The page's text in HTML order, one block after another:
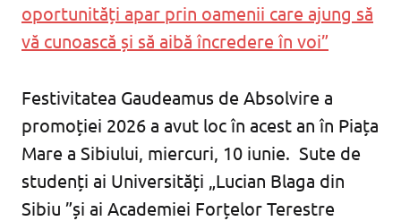
oportunități apar prin oamenii care ajung să
vă cunoască și să aibă încredere în voi”
Festivitatea Gaudeamus de Absolvire a
promoției 2026 a avut loc în acest an în Piața
Mare a Sibiului, miercuri, 10 iunie. Sute de
studenți ai Universități „Lucian Blaga din
Sibiu ”și ai Academiei Forțelor Terestre